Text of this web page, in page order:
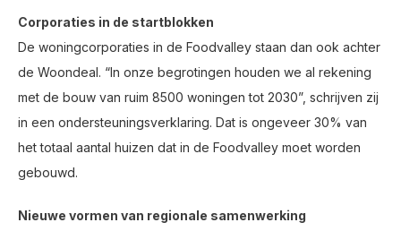
Corporaties in de startblokken
De woningcorporaties in de Foodvalley staan dan ook achter
de Woondeal. “In onze begrotingen houden we al rekening
met de bouw van ruim 8500 woningen tot 2030”, schrijven zij
in een ondersteuningsverklaring. Dat is ongeveer 30% van
het totaal aantal huizen dat in de Foodvalley moet worden
gebouwd.
Nieuwe vormen van regionale samenwerking